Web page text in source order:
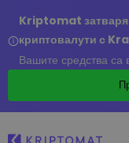
Kriptomat затваря
криптовалути с
Вашите средства са